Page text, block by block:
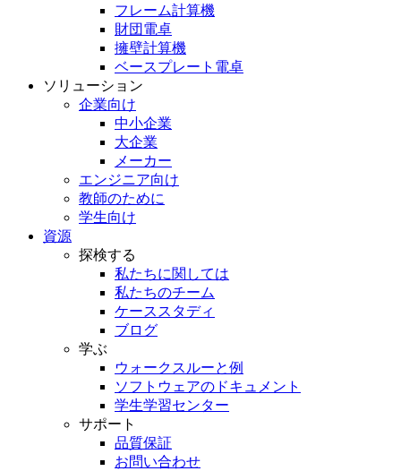
フレーム計算機
財団電卓
擁壁計算機
ベースプレート電卓
ソリューション
企業向け
中小企業
大企業
メーカー
エンジニア向け
教師のために
学生向け
資源
探検する
私たちに関しては
私たちのチーム
ケーススタディ
ブログ
学ぶ
ウォークスルーと例
ソフトウェアのドキュメント
学生学習センター
サポート
品質保証
お問い合わせ